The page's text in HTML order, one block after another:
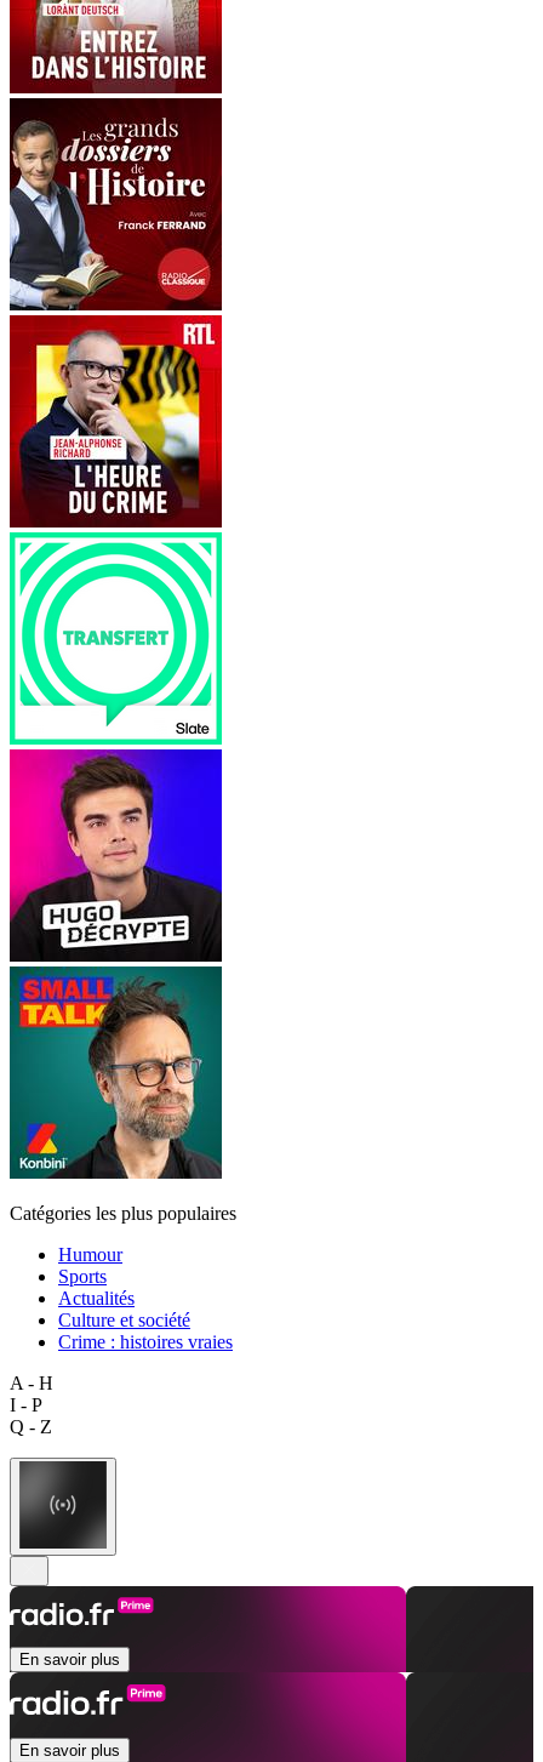
Catégories les plus populaires
Humour
Sports
Actualités
Culture et société
Crime : histoires vraies
A - H
I - P
Q - Z
En savoir plus
En savoir plus